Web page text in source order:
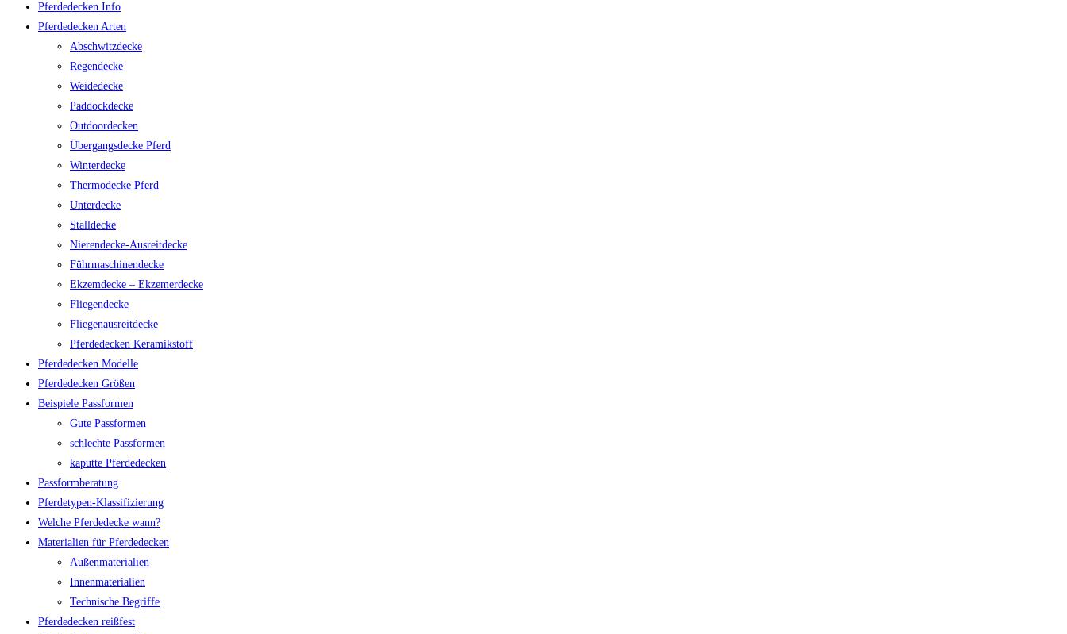
Islandpferd
–
kräftiger
Typ
Pferdedecken Info
Pferdedecken Arten
Abschwitzdecke
Regendecke
Weidedecke
Paddockdecke
Outdoordecken
Übergangsdecke Pferd
Winterdecke
Thermodecke Pferd
Unterdecke
Stalldecke
Nierendecke-Ausreitdecke
Führmaschinendecke
Ekzemdecke – Ekzemerdecke
Fliegendecke
Fliegenausreitdecke
Pferdedecken Keramikstoff
Pferdedecken Modelle
Pferdedecken Größen
Beispiele Passformen
Gute Passformen
schlechte Passformen
kaputte Pferdedecken
Passformberatung
Pferdetypen-Klassifizierung
Welche Pferdedecke wann?
Materialien für Pferdedecken
Außenmaterialien
Innenmaterialien
Technische Begriffe
Pferdedecken reißfest